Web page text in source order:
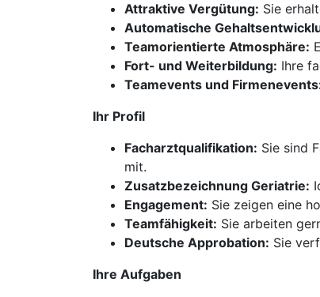
Attraktive Vergütung: Sie
Automatische
Teamorientierte Atmosphäre:
Fort- und Weiterbildung: Ihre
Teamevents und
Ihr Profil
Facharztqualifikation: Sie sind
mit.
Zusatzbezeichnung Geriatrie:
Engagement: Sie zeigen eine
Teamfähigkeit: Sie arbeiten
Deutsche Approbation: Sie
Ihre Aufgaben